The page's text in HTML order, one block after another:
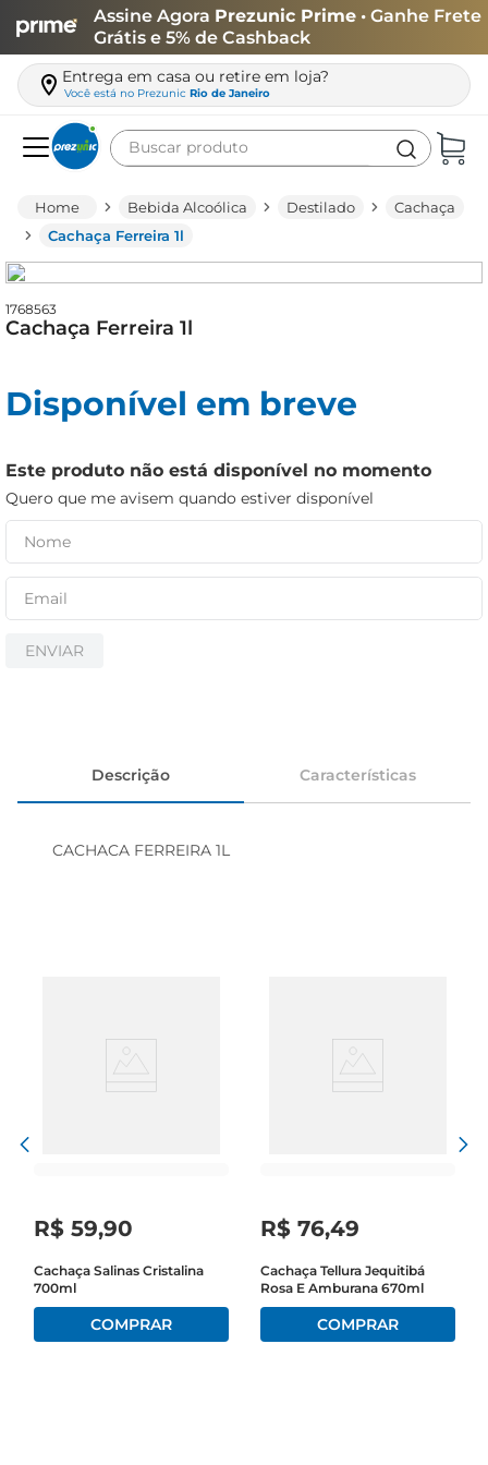
Assine Agora Prezunic Prime • Ganhe Frete
Grátis e 5% de Cashback
Entrega em casa ou retire em loja?
Você está no Prezunic Rio de Janeiro
Buscar produto
Bebida Alcoólica Destilado
Cachaça
Cachaça Ferreira 1l
1768563
Cachaça Ferreira 1l
Disponível em breve
Este produto não está disponível no momento
Quero que me avisem quando estiver disponível
ENVIAR
Descrição Características
CACHACA FERREIRA 1L
R$ 59,90
Cachaça Salinas Cristalina
700ml
R$ 76,49
Cachaça Tellura Jequitibá
Rosa E Amburana 670ml
leite
queijo
azeite
papel higiênico
cerveja